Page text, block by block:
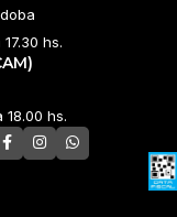
hs.
18.00 hs.